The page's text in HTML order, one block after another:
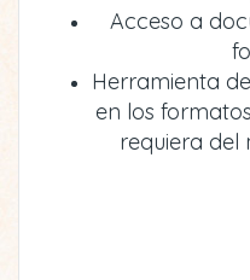
Acceso a
Herramienta
en los
requiera del